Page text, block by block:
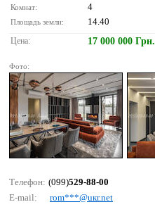
Комнат: 4
Площадь земли: 14.40
Цена: 17 000 000 Грн.
Фото:
Телефон: (099)529-88-00
E-mail:
rоm***@uкr.nеt